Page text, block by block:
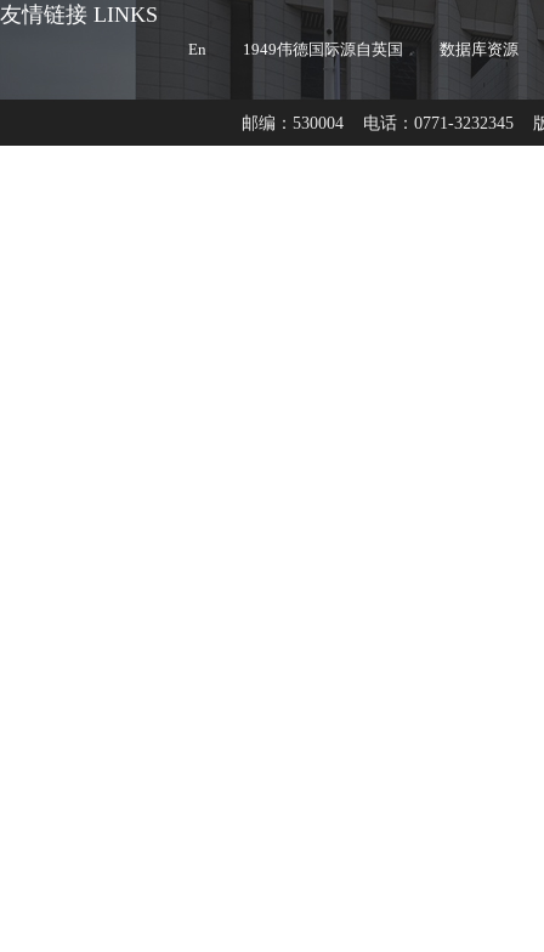
友情链接 LINKS
En 1949伟德国际源自英国 数据库资源
邮编：530004 电话：0771-3232345